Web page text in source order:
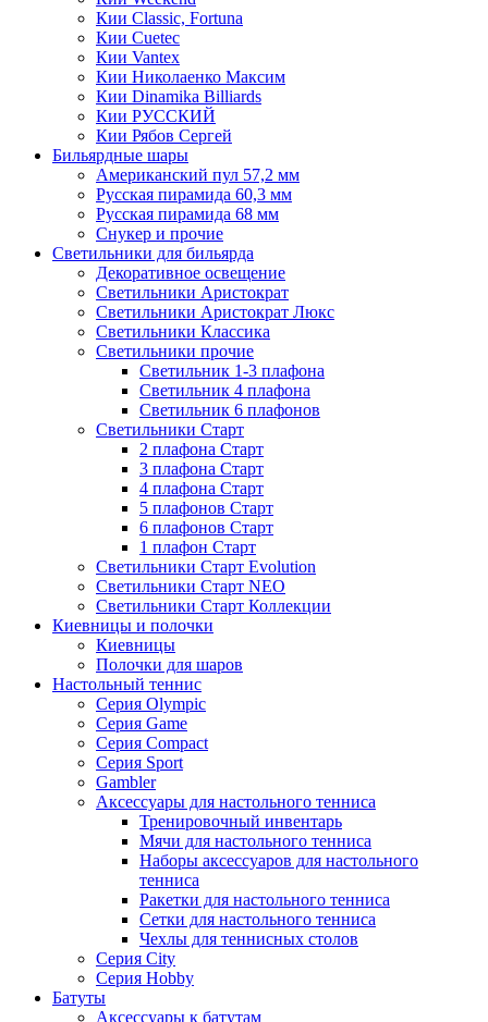
Кии Classic, Fortuna
Кии Cuetec
Кии Vantex
Кии Николаенко Максим
Кии Dinamika Billiards
Кии РУССКИЙ
Кии Рябов Сергей
Бильярдные шары
Американский пул 57,2 мм
Русская пирамида 60,3 мм
Русская пирамида 68 мм
Снукер и прочие
Светильники для бильярда
Декоративное освещение
Светильники Аристократ
Светильники Аристократ Люкс
Светильники Классика
Светильники прочие
Светильник 1-3 плафона
Светильник 4 плафона
Светильник 6 плафонов
Светильники Старт
2 плафона Старт
3 плафона Старт
4 плафона Старт
5 плафонов Старт
6 плафонов Старт
1 плафон Старт
Светильники Старт Evolution
Светильники Старт NEO
Светильники Старт Коллекции
Киевницы и полочки
Киевницы
Полочки для шаров
Настольный теннис
Серия Olympic
Серия Game
Серия Compact
Серия Sport
Gambler
Аксессуары для настольного тенниса
Тренировочный инвентарь
Мячи для настольного тенниса
Наборы аксессуаров для настольного
тенниса
Ракетки для настольного тенниса
Сетки для настольного тенниса
Чехлы для теннисных столов
Серия City
Серия Hobby
Батуты
Аксессуары к батутам